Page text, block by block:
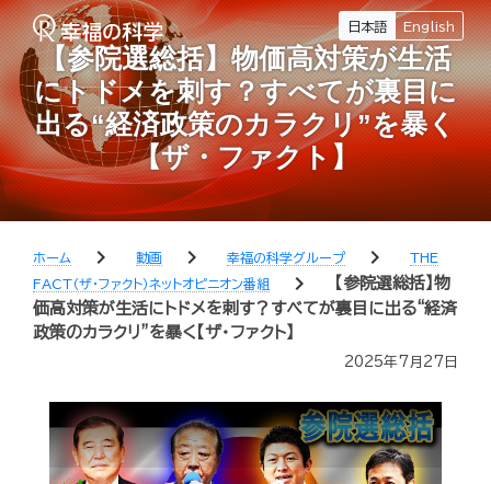
日本語 English
【参院選総括】物価高対策が生活
にトドメを刺す？すべてが裏目に
出る“経済政策のカラクリ”を暴く
【ザ・ファクト】
ホーム chevron_right 動画 chevron_right 幸福の科学グループ chevron_right
THE
FACT（ザ・ファクト）ネットオピニオン番組
chevron_right
【参院選総括】物
価高対策が生活にトドメを刺す？すべてが裏目に出る“経済
政策のカラクリ”を暴く【ザ・ファクト】
2025年7月27日